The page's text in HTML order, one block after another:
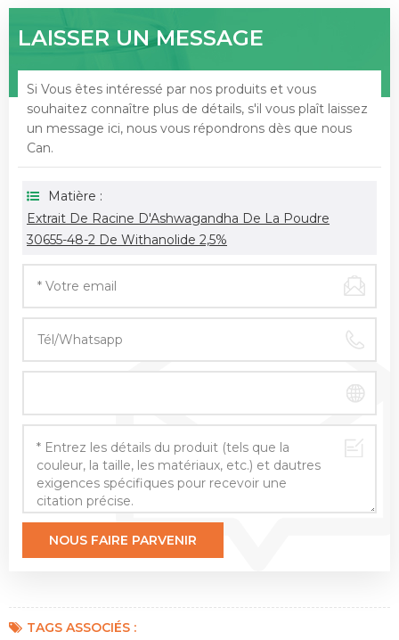
LAISSER UN MESSAGE
Si Vous êtes intéressé par nos produits et vous
souhaitez connaître plus de détails, s'il vous plaît laissez
un message ici, nous vous répondrons dès que nous
Can.
Matière :
Extrait De Racine D'Ashwagandha De La Poudre
30655-48-2 De Withanolide 2,5%
TAGS ASSOCIÉS :